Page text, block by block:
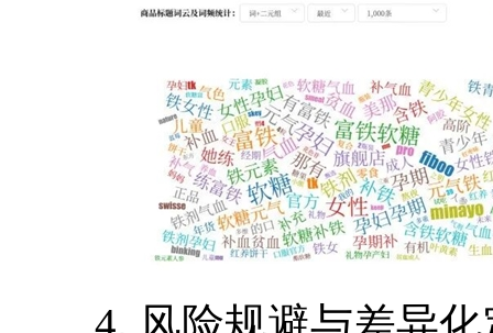
4. 风险规避与差异化